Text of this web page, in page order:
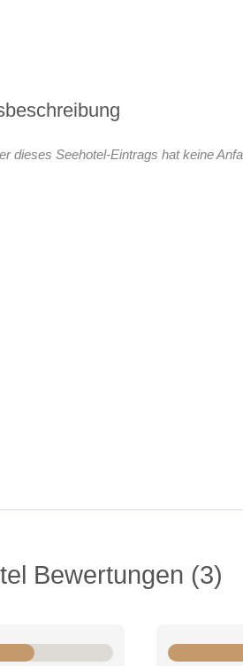
dieses Seehotel-Eintrags hat keine
Bewertungen 3